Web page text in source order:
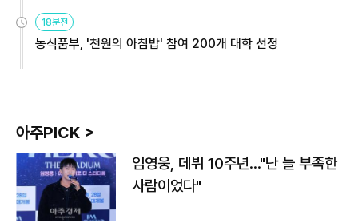
원
18분전
농식품부, '천원의 아침밥' 참여 200개 대학 선정
아주PICK >
임영웅, 데뷔 10주년…"난 늘 부족한
사람이었다"